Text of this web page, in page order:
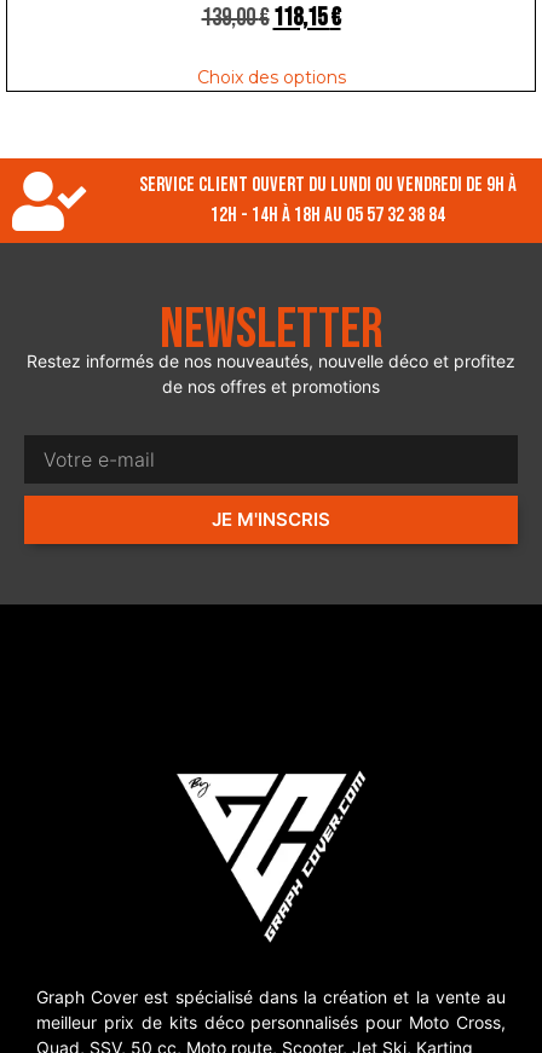
139,00€118,15€
Choix des options
Service client ouvert du lundi ou vendredi de 9h à
12h - 14h à 18h au 05 57 32 38 84
Newsletter
Restez informés de nos nouveautés, nouvelle déco et profitez
de nos offres et promotions
JE M'INSCRIS
Graph Cover est spécialisé dans la création et la vente au
meilleur prix de kits déco personnalisés pour Moto Cross,
Quad, SSV, 50 cc, Moto route, Scooter, Jet Ski, Karting